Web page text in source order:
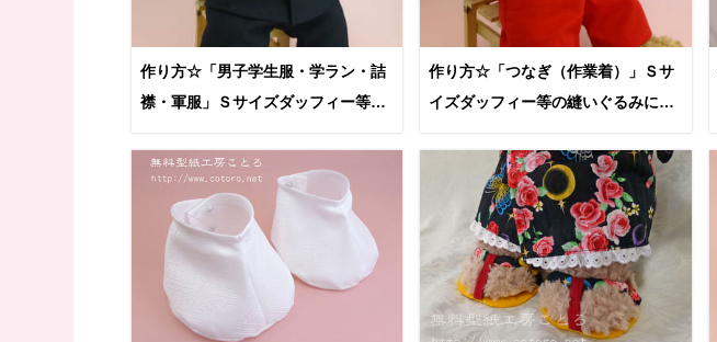
作り方☆「男子学生服・学ラン・詰
襟・軍服」Ｓサイズダッフィー等の
作り方☆「つなぎ（作業着）」Ｓサ
イズダッフィー等の縫いぐるみに